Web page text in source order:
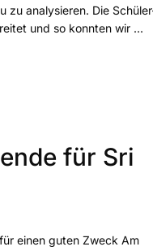
zu analysieren. Die
und so konnten wir ...
für Sri
einen guten Zweck Am